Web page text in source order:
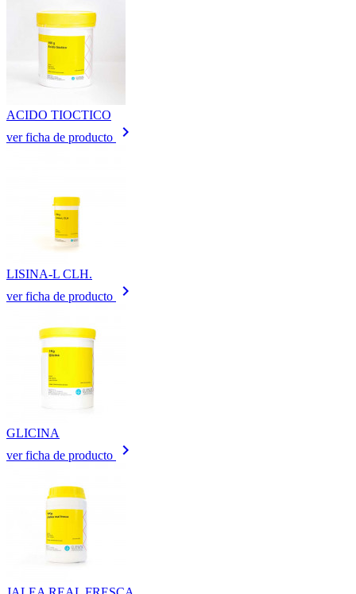
ACIDO TIOCTICO
ver ficha de producto
keyboard_arrow_right
LISINA-L CLH.
ver ficha de producto
keyboard_arrow_right
GLICINA
ver ficha de producto
keyboard_arrow_right